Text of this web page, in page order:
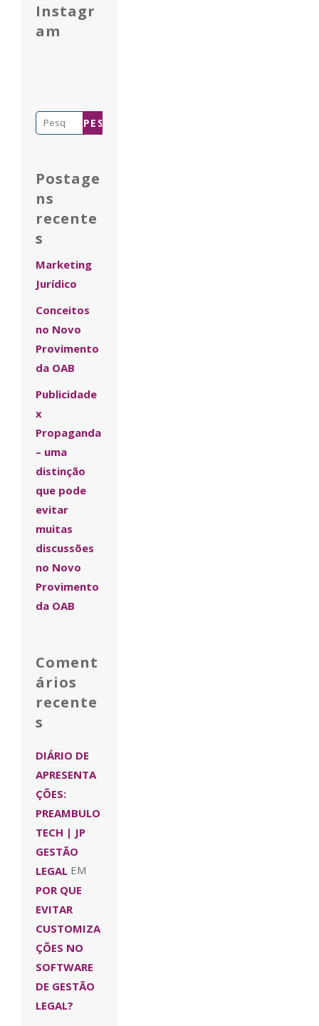
Instagr
am
Pesquisar
por:
Postage
ns
recente
s
Marketing
Jurídico
Conceitos
no Novo
Provimento
da OAB
Publicidade
x
Propaganda
– uma
distinção
que pode
evitar
muitas
discussões
no Novo
Provimento
da OAB
Coment
ários
recente
s
DIÁRIO DE
APRESENTA
ÇÕES:
PREAMBULO
TECH | JP
GESTÃO
LEGAL EM
POR QUE
EVITAR
CUSTOMIZA
ÇÕES NO
SOFTWARE
DE GESTÃO
LEGAL?